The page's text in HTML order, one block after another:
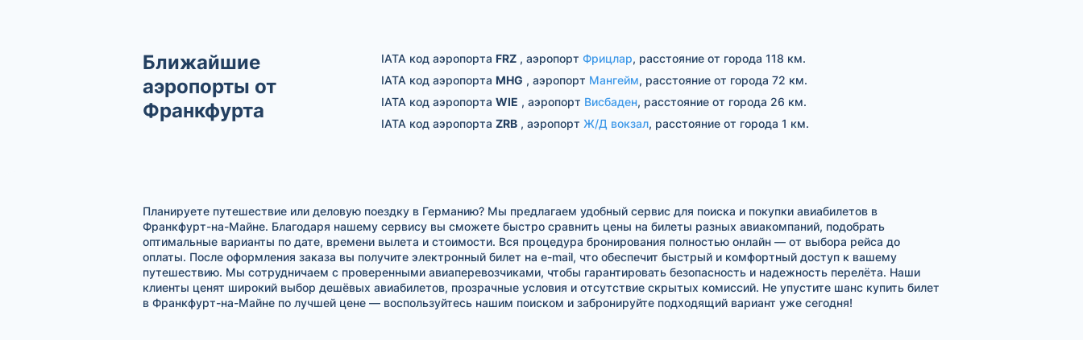
Ближайшие
аэропорты от
Франкфурта
IATA код аэропорта FRZ, аэропорт Фрицлар, расстояние от города 118 км.
IATA код аэропорта MHG , аэропорт Мангейм, расстояние от города 72 км.
IATA код аэропорта WIE , аэропорт Висбаден, расстояние от города 26 км.
IATA код аэропорта ZRB, аэропорт Ж/Д вокзал, расстояние от города 1 км.
Планируете путешествие или деловую поездку в Германию? Мы предлагаем удобный сервис для поиска и покупки авиабилетов в
Франкфурт-на-Майне. Благодаря нашему сервису вы сможете быстро сравнить цены на билеты разных авиакомпаний, подобрать
оптимальные варианты по дате, времени вылета и стоимости. Вся процедура бронирования полностью онлайн — от выбора рейса до
оплаты. После оформления заказа вы получите электронный билет на e-mail, что обеспечит быстрый и комфортный доступ к вашему
путешествию. Мы сотрудничаем с проверенными авиаперевозчиками, чтобы гарантировать безопасность и надежность перелёта. Наши
клиенты ценят широкий выбор дешёвых авиабилетов, прозрачные условия и отсутствие скрытых комиссий. Не упустите шанс купить билет
в Франкфурт-на-Майне по лучшей цене — воспользуйтесь нашим поиском и забронируйте подходящий вариант уже сегодня!